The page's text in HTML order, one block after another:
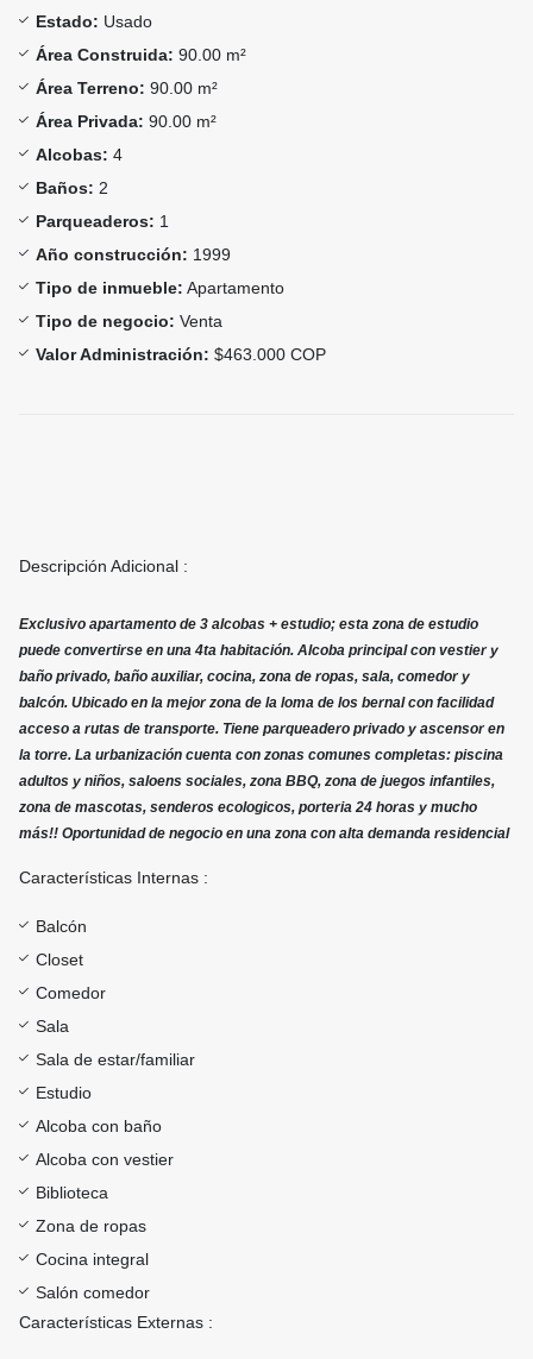
Estado: Usado
Área Construida: 90.00 m²
Área Terreno: 90.00 m²
Área Privada: 90.00 m²
Alcobas: 4
Baños: 2
Parqueaderos: 1
Año construcción: 1999
Tipo de inmueble: Apartamento
Tipo de negocio: Venta
Valor Administración: $463.000 COP
Descripción Adicional :
Exclusivo apartamento de 3 alcobas + estudio; esta zona de estudio
puede convertirse en una 4ta habitación. Alcoba principal con vestier y
baño privado, baño auxiliar, cocina, zona de ropas, sala, comedor y
balcón. Ubicado en la mejor zona de la loma de los bernal con facilidad
acceso a rutas de transporte. Tiene parqueadero privado y ascensor en
la torre. La urbanización cuenta con zonas comunes completas: piscina
adultos y niños, saloens sociales, zona BBQ, zona de juegos infantiles,
zona de mascotas, senderos ecologicos, porteria 24 horas y mucho
más!! Oportunidad de negocio en una zona con alta demanda residencial
Características Internas :
Balcón
Closet
Comedor
Sala
Sala de estar/familiar
Estudio
Alcoba con baño
Alcoba con vestier
Biblioteca
Zona de ropas
Cocina integral
Salón comedor
Características Externas :